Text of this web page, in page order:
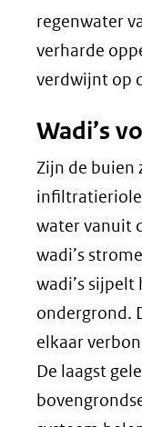
regenwater
verharde
verdwijnt op
Wadi’s
Zijn de buien
water vanuit
wadi’s
wadi’s sijpelt
ondergrond.
elkaar
De laagst